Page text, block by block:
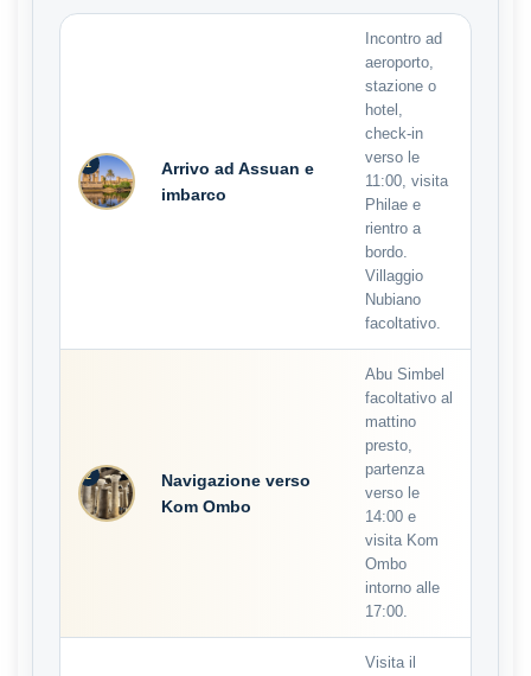
1
Arrivo ad Assuan e
imbarco
Incontro ad
aeroporto,
stazione o
hotel,
check-in
verso le
11:00, visita
Philae e
rientro a
bordo.
Villaggio
Nubiano
facoltativo.
2
Navigazione verso
Kom Ombo
Abu Simbel
facoltativo al
mattino
presto,
partenza
verso le
14:00 e
visita Kom
Ombo
intorno alle
17:00.
Visita il